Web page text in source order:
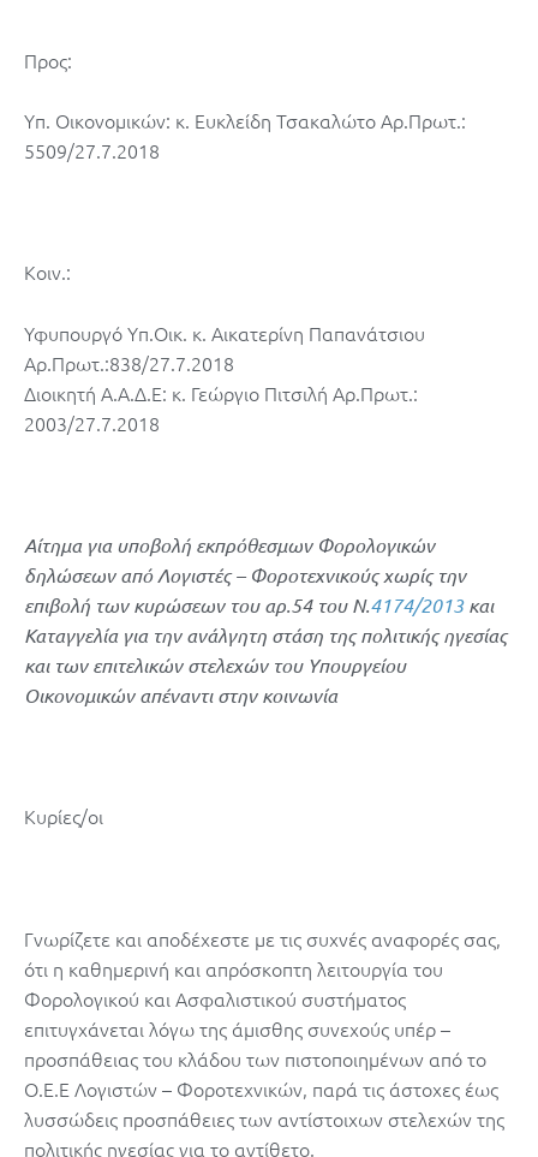
Προς:
Υπ. Οικονομικών: κ. Ευκλείδη Τσακαλώτο Αρ.Πρωτ.:
5509/27.7.2018
Κοιν.:
Υφυπουργό Υπ.Οικ. κ. Αικατερίνη Παπανάτσιου
Αρ.Πρωτ.:838/27.7.2018
Διοικητή Α.Α.Δ.Ε: κ. Γεώργιο Πιτσιλή Αρ.Πρωτ.:
2003/27.7.2018
Αίτημα για υποβολή εκπρόθεσμων Φορολογικών
δηλώσεων από Λογιστές – Φοροτεχνικούς χωρίς την
επιβολή των κυρώσεων του αρ.54 του Ν.4174/2013και
Καταγγελία για την ανάλγητη στάση της πολιτικής ηγεσίας
και των επιτελικών στελεχών του Υπουργείου
Οικονομικών απέναντι στην κοινωνία
Κυρίες/οι
Γνωρίζετε και αποδέχεστε με τις συχνές αναφορές σας,
ότι η καθημερινή και απρόσκοπτη λειτουργία του
Φορολογικού και Ασφαλιστικού συστήματος
επιτυγχάνεται λόγω της άμισθης συνεχούς υπέρ –
προσπάθειας του κλάδου των πιστοποιημένων από το
Ο.Ε.Ε Λογιστών – Φοροτεχνικών, παρά τις άστοχες έως
λυσσώδεις προσπάθειες των αντίστοιχων στελεχών της
πολιτικής ηγεσίας για το αντίθετο.